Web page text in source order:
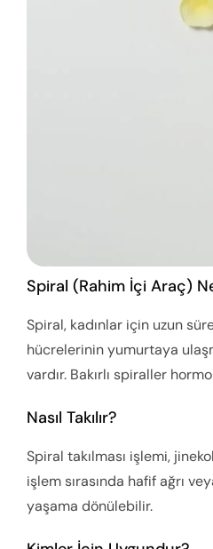
Spiral (Rahim İçi Araç)
Spiral, kadınlar için uzun
hücrelerinin yumurtaya
vardır. Bakırlı spiraller
Nasıl Takılır?
Spiral takılması işlemi,
işlem sırasında hafif ağrı
yaşama dönülebilir.